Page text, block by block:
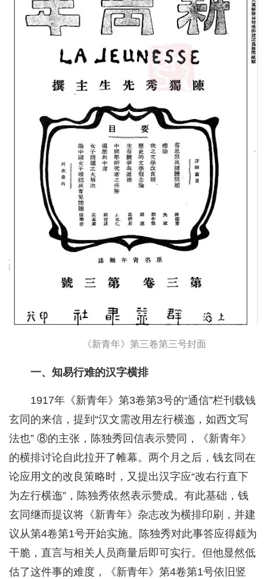
《新青年》第三卷第三号封面
一、知易行难的汉字横排
1917年《新青年》第3卷第3号的“通信”栏刊载钱
玄同的来信，提到“汉文需改用左行横迤，如西文写
法也” ⑧的主张，陈独秀回信表示赞同，《新青年》
的横排讨论自此拉开了帷幕。两个月之后，钱玄同在
论应用文的改良策略时，又提出汉字应“改右行直下
为左行横迤”，陈独秀依然表示赞成。有此基础，钱
玄同继而提议将《新青年》杂志改为横排印刷，并建
议从第4卷第1号开始实施。陈独秀对此事答应得颇为
干脆，直言与相关人员商量后即可实行。但他显然低
估了这件事的难度，《新青年》第4卷第1号依旧竖